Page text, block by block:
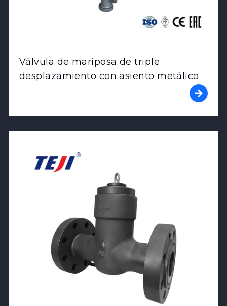
Válvula de mariposa de triple
desplazamiento con asiento metálico